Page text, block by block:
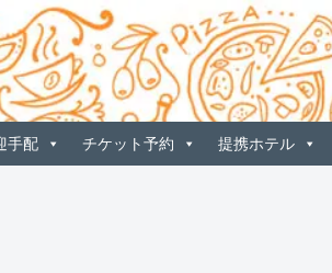
手配 チケット予約 提携ホテル